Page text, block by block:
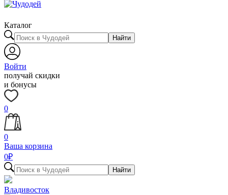
Каталог
Найти
Войти
получай скидки
и бонусы
0
0
Ваша корзина
0₽
Найти
Владивосток